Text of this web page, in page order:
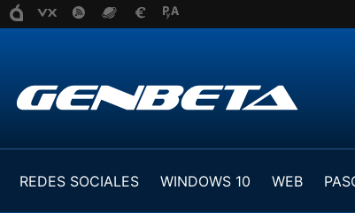
REDES SOCIALES WINDOWS 10 WEB